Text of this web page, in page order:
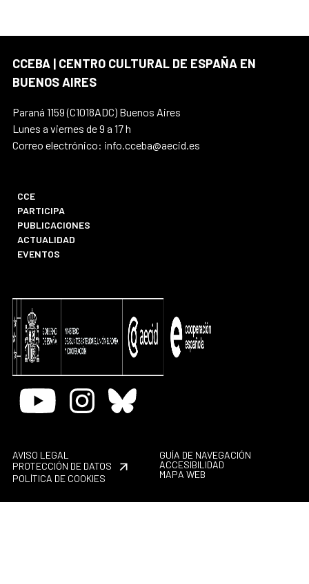
CCEBA | CENTRO CULTURAL DE ESPAÑA EN
BUENOS AIRES
Paraná 1159 (C1018ADC) Buenos Aires
Lunes a viernes de 9 a 17 h
Correo electrónico: info.cceba@aecid.es
CCE
PARTICIPA
PUBLICACIONES
ACTUALIDAD
EVENTOS
Youtube InstagramBluesky
AVISO LEGAL
PROTECCIÓN DE DATOS
POLÍTICA DE COOKIES
GUÍA DE NAVEGACIÓN
ACCESIBILIDAD
MAPA WEB